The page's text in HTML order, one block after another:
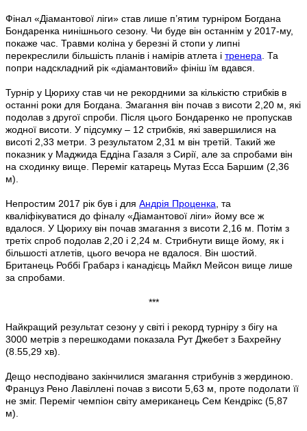
Фінал «Діамантової ліги» став лише п’ятим турніром Богдана
Бондаренка нинішнього сезону. Чи буде він останнім у 2017-му,
покаже час. Травми коліна у березні й стопи у липні
перекреслили більшість планів і намірів атлета і тренера . Та
попри надскладний рік «діамантовий» фініш їм вдався.
Турнір у Цюриху став чи не рекордними за кількістю стрибків в
останні роки для Богдана. Змагання він почав з висоти 2,20 м, які
подолав з другої спроби. Після цього Бондаренко не пропускав
жодної висоти. У підсумку – 12 стрибків, які завершилися на
висоті 2,33 метри. З результатом 2,31 м він третій. Такий же
показник у Маджида Еддіна Газаля з Сирії, але за спробами він
на сходинку вище. Переміг катарець Мутаз Есса Баршим (2,36
м).
Непростим 2017 рік був і для Андрія Проценка , та
кваліфікуватися до фіналу «Діамантової ліги» йому все ж
вдалося. У Цюриху він почав змагання з висоти 2,16 м. Потім з
третіх спроб подолав 2,20 і 2,24 м. Стрибнути вище йому, як і
більшості атлетів, цього вечора не вдалося. Він шостий.
Британець Роббі Грабарз і канадієць Майкл Мейсон вище лише
за спробами.
***
Найкращий результат сезону у світі і рекорд турніру з бігу на
3000 метрів з перешкодами показала Рут Джебет з Бахрейну
(8.55,29 хв).
Дещо несподівано закінчилися змагання стрибунів з жердиною.
Француз Рено Лавіллені почав з висоти 5,63 м, проте подолати її
не зміг. Переміг чемпіон світу американець Сем Кендрікс (5,87
м).